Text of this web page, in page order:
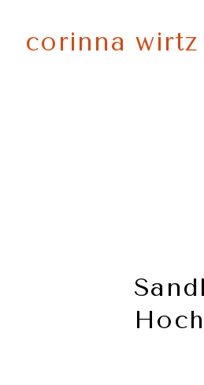
springencorinna wirtz